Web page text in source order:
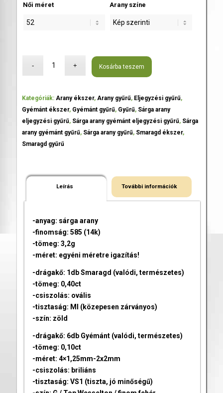
Női méret Arany színe
Kosárba teszem
Kategóriák: Arany ékszer, Arany gyűrű, Eljegyzési gyűrű,
Gyémánt ékszer, Gyémánt gyűrű, Gyűrű, Sárga arany
eljegyzési gyűrű, Sárga arany gyémánt eljegyzési gyűrű, Sárga
arany gyémánt gyűrű, Sárga arany gyűrű, Smaragd ékszer,
Smaragd gyűrű
Leírás További információk
-anyag: sárga arany
-finomság: 585 (14k)
-tömeg: 3,2g
-méret: egyéni méretre igazítás!
-drágakő: 1db Smaragd (valódi, természetes)
-tömeg: 0,40ct
-csiszolás: ovális
-tisztaság: MI (közepesen zárványos)
-szín: zöld
-drágakő: 6db Gyémánt (valódi, természetes)
-tömeg: 0,10ct
-méret: 4×1,25mm-2x2mm
-csiszolás: briliáns
-tisztaság: VS1 (tiszta, jó minőségű)